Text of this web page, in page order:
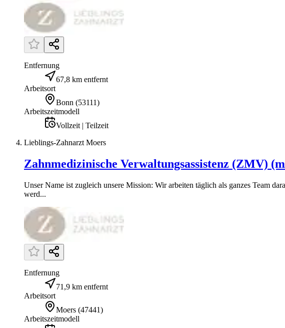
Entfernung
67,8 km entfernt
Arbeitsort
Bonn (53111)
Arbeitszeitmodell
Vollzeit | Teilzeit
Lieblings-Zahnarzt Moers
Zahnmedizinische Verwaltungsassistenz (ZMV)
Unser Name ist zugleich unsere Mission: Wir arbeiten täglich als ganzes Team
werd...
Entfernung
71,9 km entfernt
Arbeitsort
Moers (47441)
Arbeitszeitmodell